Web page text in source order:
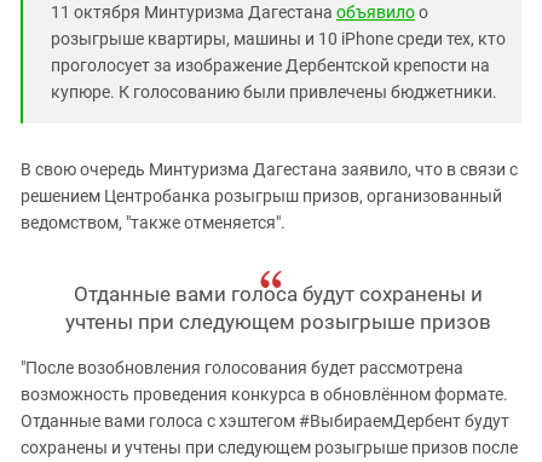
11 октября Минтуризма Дагестана объявилоо
розыгрыше квартиры, машины и 10 iPhone среди тех, кто
проголосует за изображение Дербентской крепости на
купюре. К голосованию были привлечены бюджетники.
В свою очередь Минтуризма Дагестана заявило, что в связи с
решением Центробанка розыгрыш призов, организованный
ведомством, "также отменяется".
Отданные вами голоса будут сохранены и
учтены при следующем розыгрыше призов
"После возобновления голосования будет рассмотрена
возможность проведения конкурса в обновлённом формате.
Отданные вами голоса с хэштегом #ВыбираемДербент будут
сохранены и учтены при следующем розыгрыше призов после